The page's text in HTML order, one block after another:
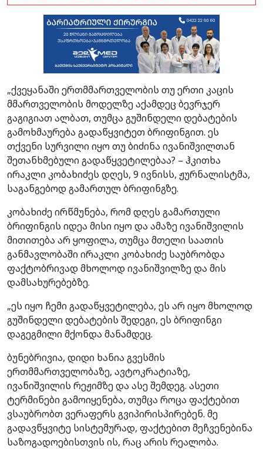
„ქვეყანაში ერთმმართველობის თუ ერთი კაცის
მმართველობის მოდელზე აქამდეც ბევრჯერ
გაგიგიათ ალბათ, თუმცა გუშინდელი დებატების
გამოხმაურება გადაწყვიტეთ ბრიფინგით. ეს
თქვენი სურვილი იყო თუ ბიძინა ივანიშვილთან
შეთანხმებული გადაწყვეტილებაა? – ჰკითხა
ირაკლი კობახიძეს დღეს, 9 ივნისს, ჟურნალისტმა,
საგანგებოდ გამართულ ბრიფინგზე.
კობახიძე ირწმუნება, რომ დღეს გამართული
ბრიფინგის იდეა მისი იყო და ამაზე ივანიშვილის
მითითება არ ყოფილა, თუმცა მთელი საათის
განმავლობაში ირაკლი კობახიძე საუბრობდა
ფაქტობრივად მხოლოდ ივანიშვილზე და მის
დამსახურებებზე.
„ეს იყო ჩემი გადაწყვეტილება, ეს არ იყო მხოლოდ
გუშინდელი დებატების შედეგი, ეს ბრიფინგი
დაგეგმილი მქონდა მანამდეც.
ბუნებრივია, დიდი ხანია გვესმის
ერთმმართველობაზე, ავტოკრატიაზე,
ივანიშვილის რეჟიმზე და ასე შემდეგ. ასეთი
ტერმინები გამოიყენება, თუმცა როცა ფაქტებით
ვსაუბრობთ ვერაფერს გვიპირისპირებენ. მე
გადავწყვიტე სისტემურად, ფაქტებით მეჩვენებინა
საზოგადოებისთვის ის, რაც არის რეალობა.